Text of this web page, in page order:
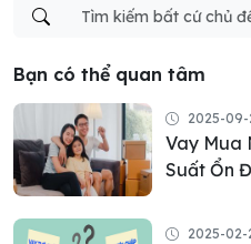
Bạn có thể quan tâm
2025-09-
Vay Mua
Suất Ổn
2025-02-